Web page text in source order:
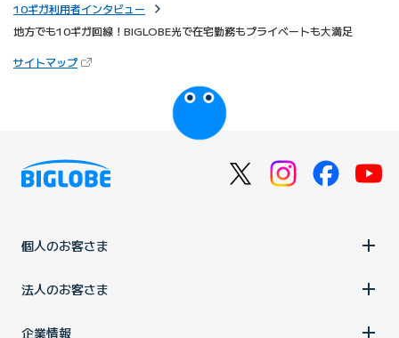
10ギガ利用者インタビュー
地方でも10ギガ回線！BIGLOBE光で在宅勤務もプライベートも大満足
サイトマップ（新しいタブで開きます）
びっぷるのページ
個人のお客さま
法人のお客さま
企業情報